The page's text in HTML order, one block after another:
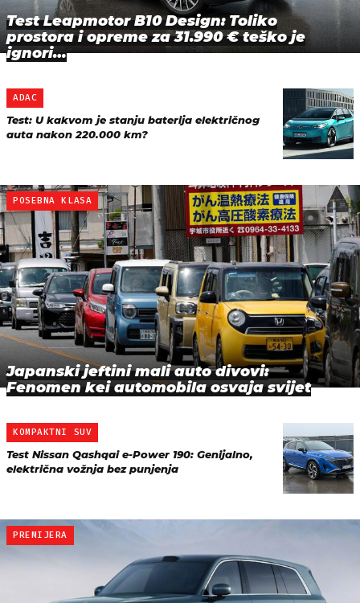
Test Leapmotor B10 Design: Toliko
prostora i opreme za 31.990 € teško je
ignori…
ADAC
Test: U kakvom je stanju baterija električnog
auta nakon 220.000 km?
POSEBNA KLASA
Japanski jeftini mali auto divovi:
Fenomen kei automobila osvaja svijet
KOMPAKTNI SUV
Test Nissan Qashqai e-Power 190: Genijalno,
električna vožnja bez punjenja
PREMIJERA